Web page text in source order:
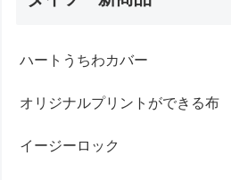
ハートうちわカバー
オリジナルプリントができる布
イージーロック